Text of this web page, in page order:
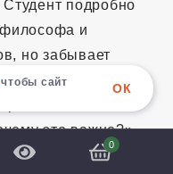
Студент подробно
и
но забывает
Философская
«Что
это важно?»,
Исторический
0
сайт
ОК